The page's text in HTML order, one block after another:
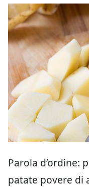
Parola d’ordine:
patate povere di